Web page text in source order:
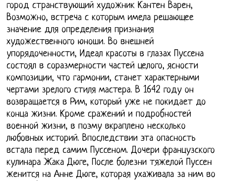
город странствующий художник Кантен Варен,
Возможно, встреча с которым имела решающее
значение для определения признания
художественного юноши. Во внешней
упорядоченности, Идеал красоты в глазах Пуссена
состоял в соразмерности частей целого, ясности
композиции, что гармонии, станет характерными
чертами зрелого стиля мастера. В 1642 году он
возвращается в Рим, который уже не покидает до
конца жизни. Кроме сражений и подробностей
военной жизни, в поэму вкраплено несколько
любовных историй. Впоследствии эта опасность
встала перед самим Пуссеном. Дочери французского
кулинара Жака Дюге, После болезни тяжелой Пуссен
женится на Анне Дюге, которая ухаживала за ним во